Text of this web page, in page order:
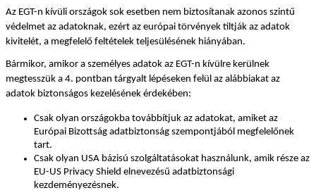
Az EGT-n kívüli országok sok esetben nem biztosítanak azonos szintű
védelmet az adatoknak, ezért az európai törvények tiltják az adatok
kivitelét, a megfelelő feltételek teljesülésének hiányában.
Bármikor, amikor a személyes adatok az EGT-n kívülre kerülnek
megtesszük a 4. pontban tárgyalt lépéseken felül az alábbiakat az
adatok biztonságos kezelésének érdekében:
Csak olyan országokba továbbítjuk az adatokat, amiket az
Európai Bizottság adatbiztonság szempontjából megfelelőnek
tart.
Csak olyan USA bázisú szolgáltatásokat használunk, amik része az
EU-US Privacy Shield elnevezésű adatbiztonsági
kezdeményezésnek.